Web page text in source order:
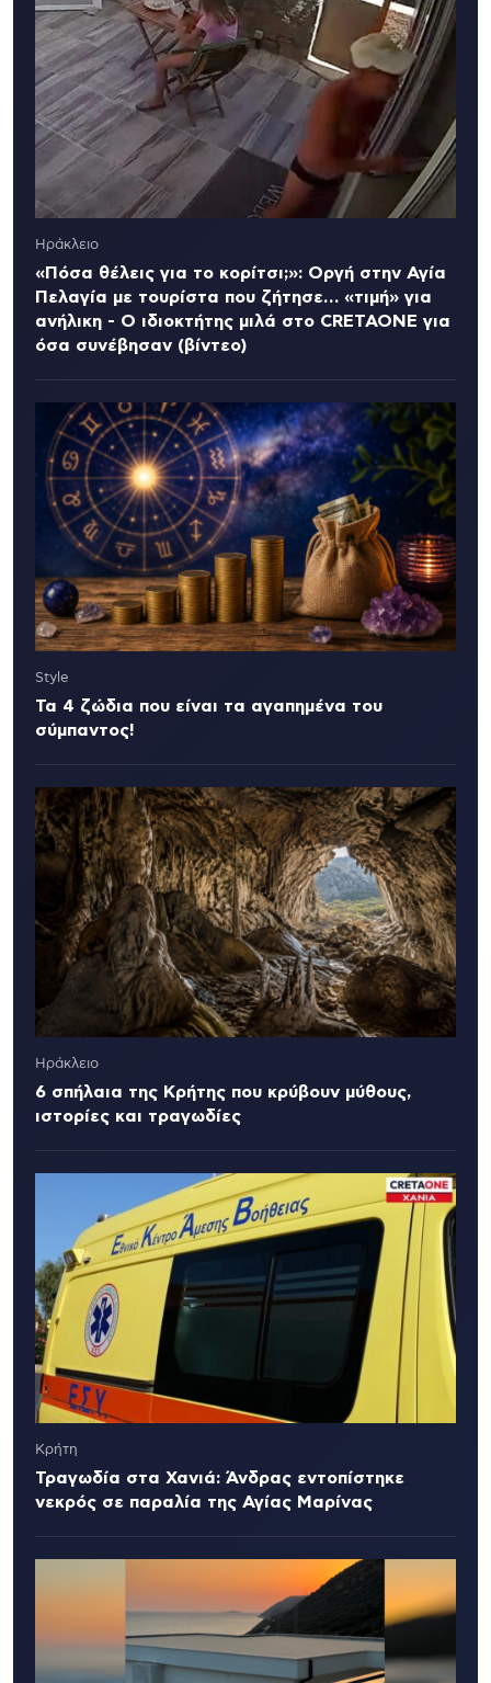
Ηράκλειο
«Πόσα θέλεις για το κορίτσι;»: Οργή στην Αγία
Πελαγία με τουρίστα που ζήτησε… «τιμή» για
ανήλικη - Ο ιδιοκτήτης μιλά στο CRETAONE για
όσα συνέβησαν (βίντεο)
Style
Τα 4 ζώδια που είναι τα αγαπημένα του
σύμπαντος!
Ηράκλειο
6 σπήλαια της Κρήτης που κρύβουν μύθους,
ιστορίες και τραγωδίες
Κρήτη
Τραγωδία στα Χανιά: Άνδρας εντοπίστηκε
νεκρός σε παραλία της Αγίας Μαρίνας